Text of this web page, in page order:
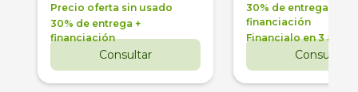
Precio oferta sin usado
30% de entrega +
financiación
Consultar
30% de entrega +
financiación
Financialo en 3 años
Consultar